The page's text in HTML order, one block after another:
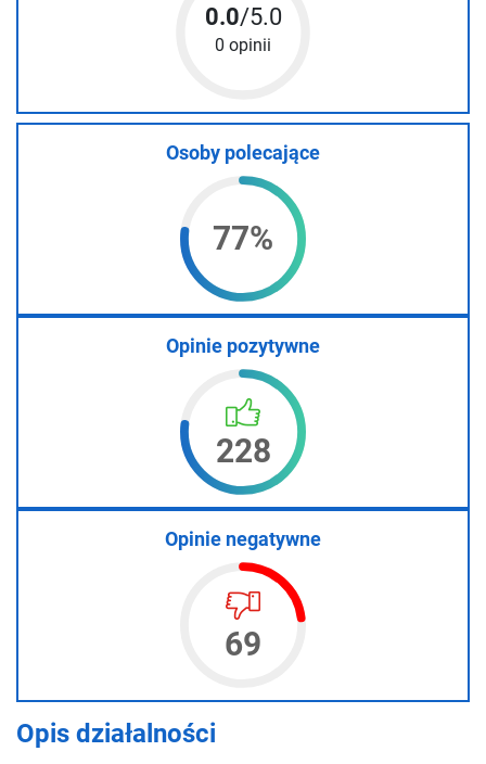
0.0/5.0
0 opinii
Osoby polecające
77%
Opinie pozytywne
228
Opinie negatywne
69
Opis działalności